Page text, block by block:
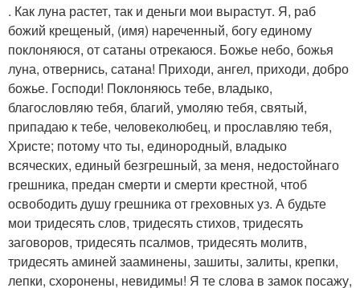
. Как луна растет, так и деньги мои вырастут. Я, раб
божий крещеный, (имя) нареченный, богу единому
поклоняюся, от сатаны отрекаюся. Божье небо, божья
луна, отвернись, сатана! Приходи, ангел, приходи, добро
божье. Господи! Поклоняюсь тебе, владыко,
благословляю тебя, благий, умоляю тебя, святый,
припадаю к тебе, человеколюбец, и прославляю тебя,
Христе; потому что ты, единородный, владыко
всяческих, единый безгрешный, за меня, недостойнаго
грешника, предан смерти и смерти крестной, чтоб
освободить душу грешника от греховных уз. А будьте
мои тридесять слов, тридесять стихов, тридесять
заговоров, тридесять псалмов, тридесять молитв,
тридесять аминей зааминены, зашиты, залиты, крепки,
лепки, схоронены, невидимы! Я те слова в замок посажу,